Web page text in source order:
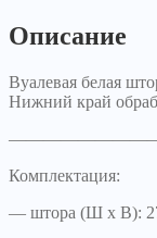
Описание
Вуалевая белая
Нижний край
Комплектация:
— штора (Ш х В):